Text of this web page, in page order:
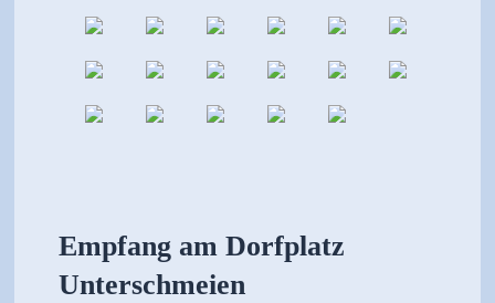
Empfang am Dorfplatz
Unterschmeien